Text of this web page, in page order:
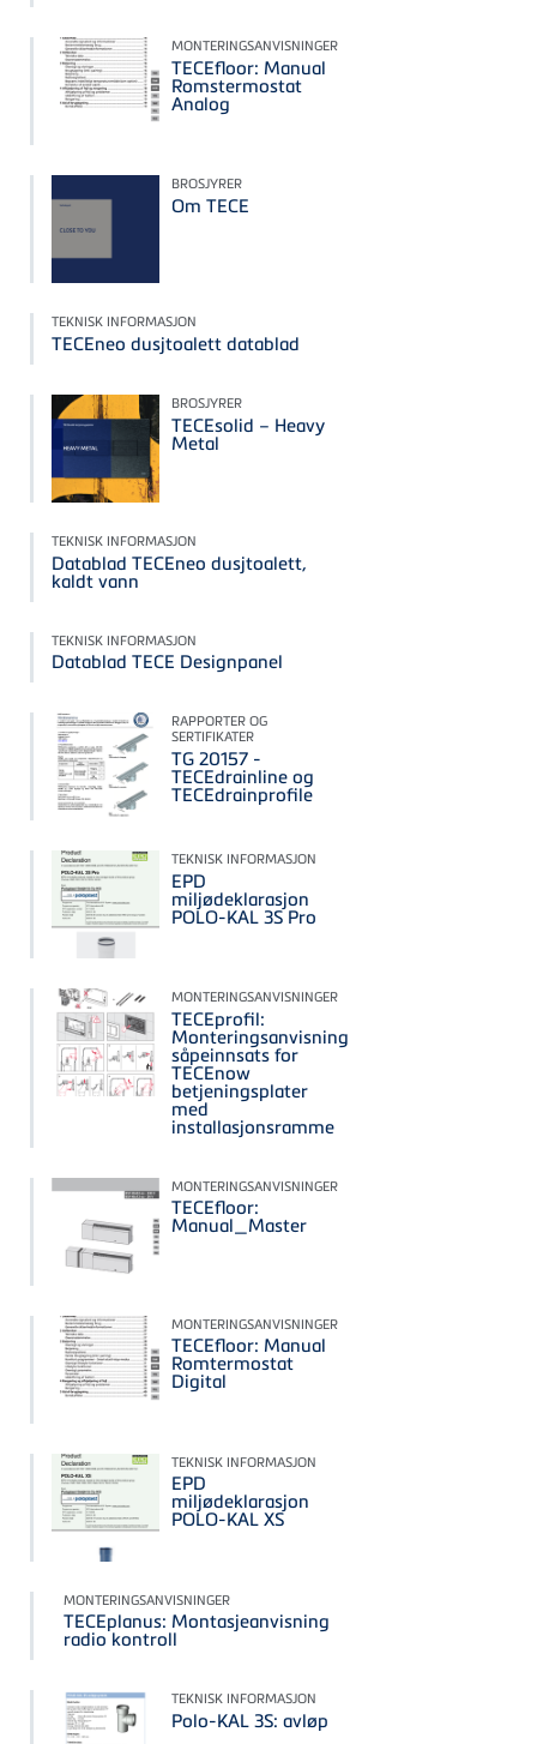
MONTERINGSANVISNINGER
TECEfloor: Manual
Romstermostat
Analog
BROSJYRER
Om TECE
TEKNISK INFORMASJON
TECEneo dusjtoalett datablad
BROSJYRER
TECEsolid – Heavy
Metal
TEKNISK INFORMASJON
Datablad TECEneo dusjtoalett,
kaldt vann
TEKNISK INFORMASJON
Datablad TECE Designpanel
RAPPORTER OG
SERTIFIKATER
TG 20157 -
TECEdrainline og
TECEdrainprofile
TEKNISK INFORMASJON
EPD
miljødeklarasjon
POLO-KAL 3S Pro
MONTERINGSANVISNINGER
TECEprofil:
Monteringsanvisning
såpeinnsats for
TECEnow
betjeningsplater
med
installasjonsramme
MONTERINGSANVISNINGER
TECEfloor:
Manual_Master
MONTERINGSANVISNINGER
TECEfloor: Manual
Romtermostat
Digital
TEKNISK INFORMASJON
EPD
miljødeklarasjon
POLO-KAL XS
MONTERINGSANVISNINGER
TECEplanus: Montasjeanvisning
radio kontroll
TEKNISK INFORMASJON
Polo-KAL 3S: avløp